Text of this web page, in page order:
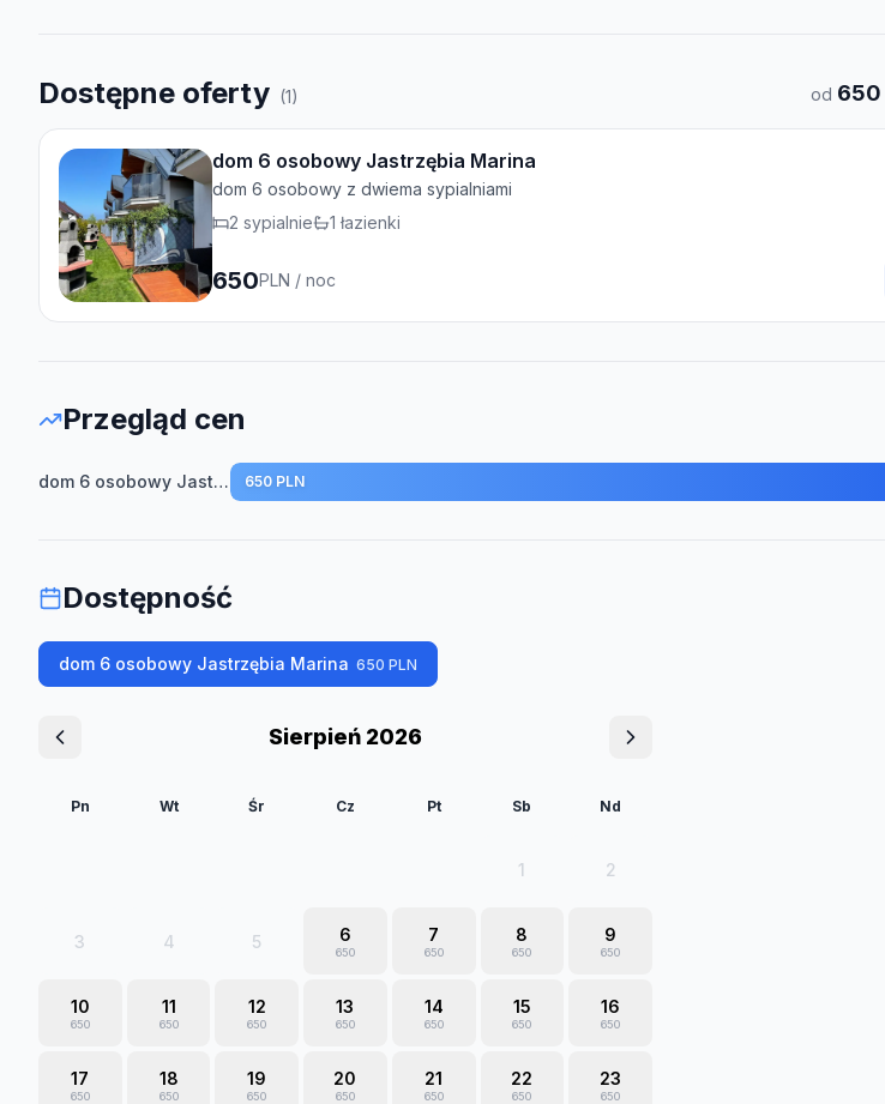
Dostępne oferty (1) od 650
dom 6 osobowy Jastrzębia Marina
dom 6 osobowy z dwiema sypialniami
2 sypialnie 1 łazienki
650PLN / noc
Przegląd cen
dom 6 osobowy Jastrzębia Marina 650 PLN
Dostępność
dom 6 osobowy Jastrzębia Marina 650 PLN
Sierpień 2026
Pn Wt Śr Cz Pt Sb Nd
1 2
3 4 5 6
650
7
650
8
650
9
650
10
650
11
650
12
650
13
650
14
650
15
650
16
650
17
650
18
650
19
650
20
650
21
650
22
650
23
650